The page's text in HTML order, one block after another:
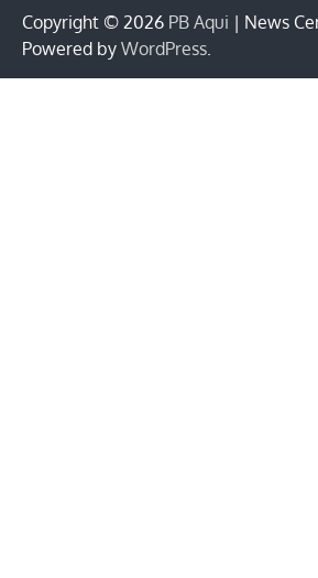
Copyright © 2026 PB Aqui | News
Powered by WordPress